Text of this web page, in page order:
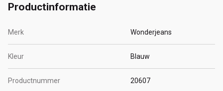
Productinformatie
Merk Wonderjeans
Kleur Blauw
Productnummer 20607